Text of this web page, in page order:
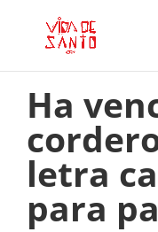
Ha
letra
para